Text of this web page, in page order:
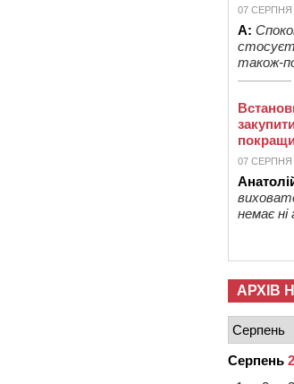
07 СЕРПНЯ
А:
також-
07 СЕРПНЯ
немає ні
АРХІВ
Серпень